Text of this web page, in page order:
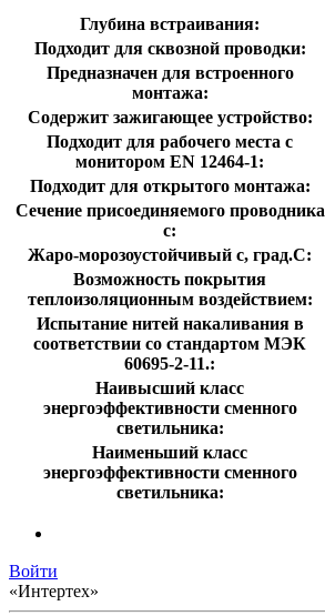
Глубина встраивания:
Подходит для сквозной проводки:
Предназначен для встроенного
монтажа:
Содержит зажигающее устройство:
Подходит для рабочего места с
монитором EN 12464-1:
Подходит для открытого монтажа:
Сечение присоединяемого проводника
с:
Жаро-морозоустойчивый с, град.C:
Возможность покрытия
теплоизоляционным воздействием:
Испытание нитей накаливания в
соответствии со стандартом МЭК
60695-2-11.:
Наивысший класс
энергоэффективности сменного
светильника:
Наименьший класс
энергоэффективности сменного
светильника:
Войти
«Интертех»